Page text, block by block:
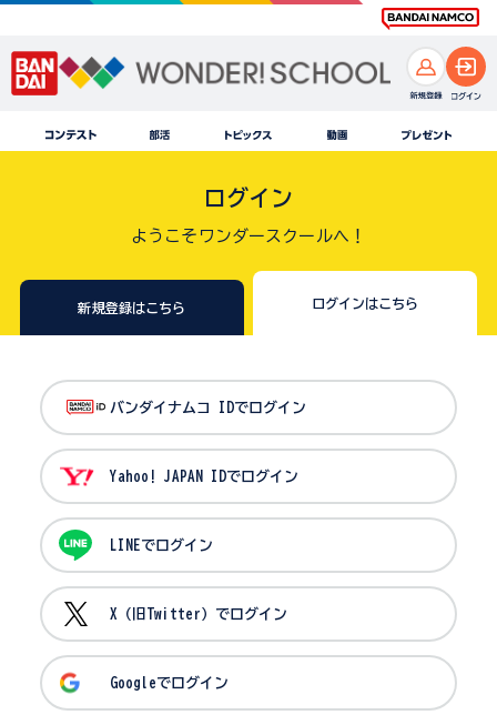
ログイン
ようこそワンダースクールへ！
新規登録はこちら ログインはこちら
バンダイナムコ IDでログイン
Yahoo! JAPAN IDでログイン
LINEでログイン
X（旧Twitter）でログイン
Googleでログイン